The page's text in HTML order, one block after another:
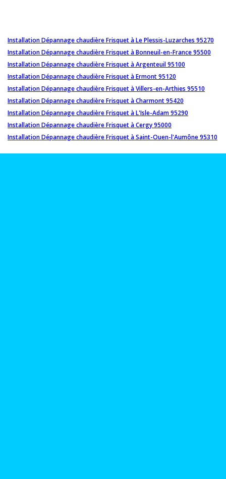
Installation Dépannage chaudière Frisquet à Le Plessis-Luzarches 95270
Installation Dépannage chaudière Frisquet à Bonneuil-en-France 95500
Installation Dépannage chaudière Frisquet à Argenteuil 95100
Installation Dépannage chaudière Frisquet à Ermont 95120
Installation Dépannage chaudière Frisquet à Villers-en-Arthies 95510
Installation Dépannage chaudière Frisquet à Charmont 95420
Installation Dépannage chaudière Frisquet à L'Isle-Adam 95290
Installation Dépannage chaudière Frisquet à Cergy 95000
Installation Dépannage chaudière Frisquet à Saint-Ouen-l'Aumône 95310